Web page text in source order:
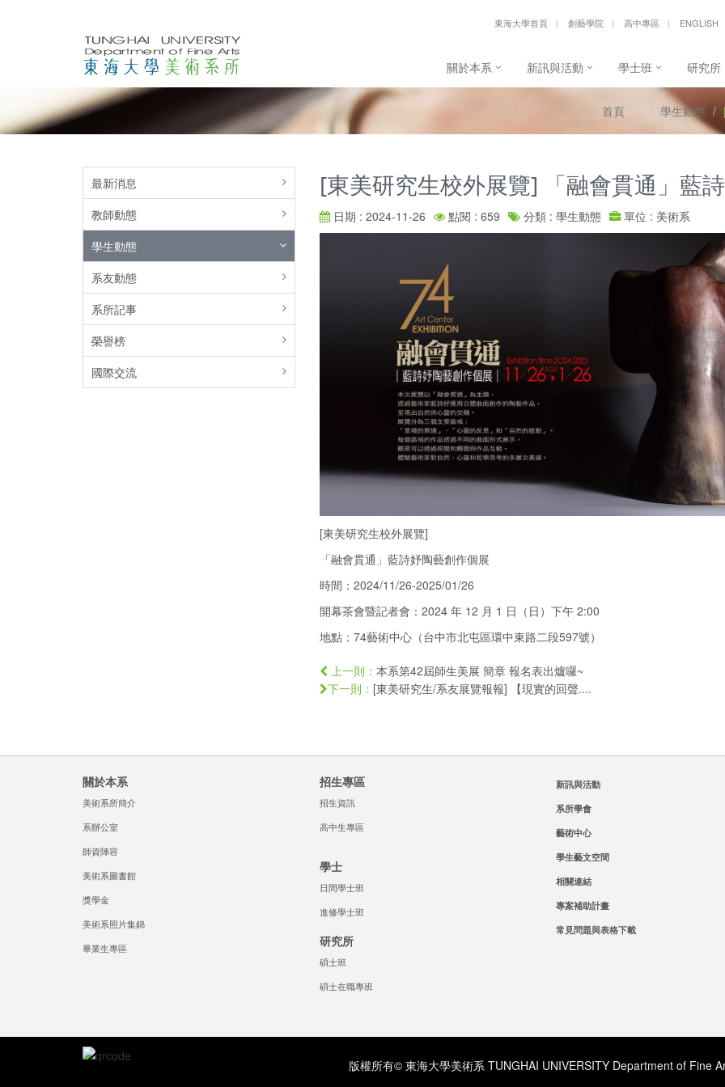
東海大學首頁 創藝學院 高中專區 ENGLISH
關於本系 新訊與活動 學士班 研究所
首頁 學生動態
最新消息
教師動態
學生動態
系友動態
系所記事
榮譽榜
國際交流
[東美研究生校外展覽] 「融會貫通」藍
日期 : 2024-11-26 點閱 : 659 分類 : 學生動態 單位 : 美術系
[東美研究生校外展覽]
「融會貫通」藍詩妤陶藝創作個展
時間：2024/11/26-2025/01/26
開幕茶會暨記者會：2024 年 12 月 1 日（日）下午 2:00
地點：74藝術中心（台中市北屯區環中東路二段597號）
上一則： 本系第42屆師生美展 簡章 報名表出爐囉~
下一則： [東美研究生/系友展覽報報] 【現實的回聲....
關於本系
美術系所簡介
系辦公室
師資陣容
美術系圖書館
獎學金
美術系照片集錦
畢業生專區
招生專區
招生資訊
高中生專區
學士
日間學士班
進修學士班
研究所
碩士班
碩士在職專班
新訊與活動
系所學會
藝術中心
學生藝文空間
相關連結
專案補助計畫
常見問題與表格下載
版權所有© 東海大學美術系 TUNGHAI UNIVERSITY Department of Fine